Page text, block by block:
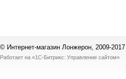
© Интернет-магазин Лонжерон, 2009-2017
Работает на «1С-Битрикс: Управление сайтом»